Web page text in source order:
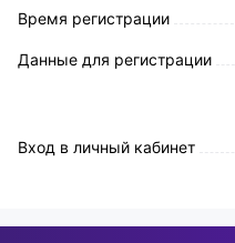
Время регистрации
Данные для регистрации
Вход в личный кабинет